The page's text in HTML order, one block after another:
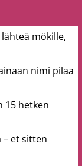
mökille,
nimi pilaa
15 hetken
– et sitten